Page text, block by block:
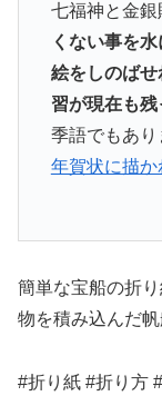
七福神と金銀
くない事を
絵をしのば
習が現在も
季語でもあり
年賀状に描
簡単な宝船の折
物を積み込んだ
#折り紙 #折り方